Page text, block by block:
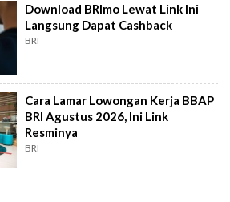
Download BRImo Lewat Link Ini
Langsung Dapat Cashback
BRI
Cara Lamar Lowongan Kerja BBAP
BRI Agustus 2026, Ini Link
Resminya
BRI